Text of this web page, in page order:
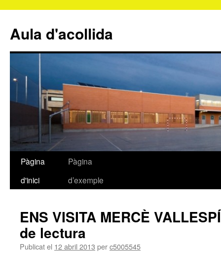
Aula d'acollida
Vés
Pàgina
d'inici
Pàgina
d’exemple
ENS VISITA MERCÈ
de lectura
Publicat el 12 abril 2013 perc5005545